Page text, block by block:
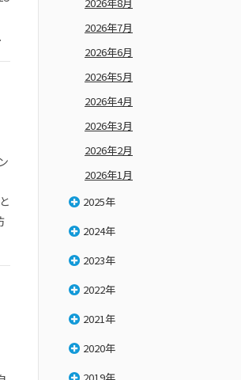
2026年7月
2026年6月
2026年5月
2026年4月
2026年3月
2026年2月
2026年1月
2025年
2024年
2023年
2022年
2021年
2020年